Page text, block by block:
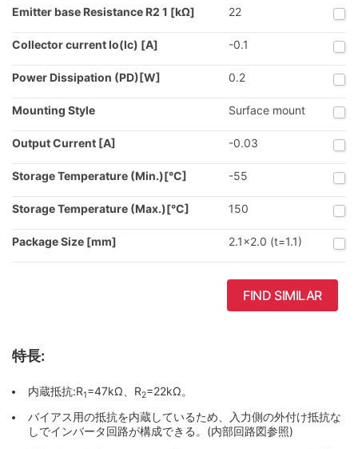
Emitter base Resistance R2 1 [kΩ] 22
Collector current Io(Ic) [A] -0.1
Power Dissipation (PD)[W] 0.2
Mounting Style Surface mount
Output Current [A] -0.03
Storage Temperature (Min.)[°C] -55
Storage Temperature (Max.)[°C] 150
Package Size [mm] 2.1x2.0 (t=1.1)
FIND SIMILAR
特長:
内蔵抵抗:R1=47kΩ、R2=22kΩ。
バイアス用の抵抗を内蔵しているため、入力側の外付け抵抗な
しでインバータ回路が構成できる。(内部回路図参照)